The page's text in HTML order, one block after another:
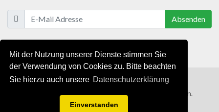
Mit der Nutzung unserer Dienste stimmen Sie
der Verwendung von Cookies zu. Bitte beachten
Sie hierzu auch unsere Datenschutzerklärung
Einverstanden
Absenden
© 2019 - 2021 - Alle Rechte von 1000WB vorbehalten.
AGB/Datenschutzerklärung